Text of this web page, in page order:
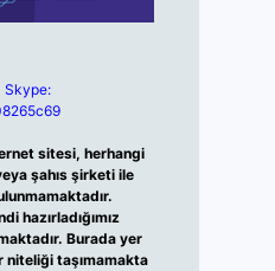
Skype:
sitesi, herhangi
şahıs şirketi ile
hazırladığımız
Burada yer
niteliği taşımamakta